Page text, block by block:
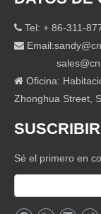
 Tel: + 86-311-
 Email:
 Oficina:
Zhonghua Street,
SUSCRIBIR
Sé el primero en